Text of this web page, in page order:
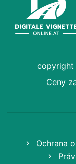
copyright
Ceny
Ochrana